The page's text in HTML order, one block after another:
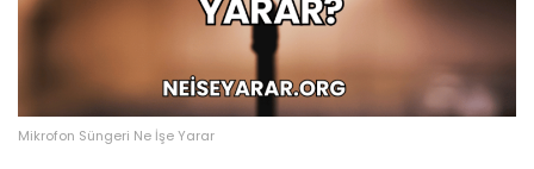
Mikrofon Süngeri Ne İşe Yarar